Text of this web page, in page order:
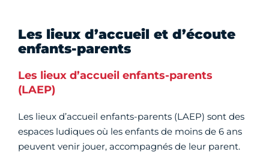
Les lieux d’accueil et d’écoute
enfants-parents
Les lieux d’accueil enfants-parents
(LAEP)
Les lieux d’accueil enfants-parents (LAEP) sont des
espaces ludiques où les enfants de moins de 6 ans
peuvent venir jouer, accompagnés de leur parent.